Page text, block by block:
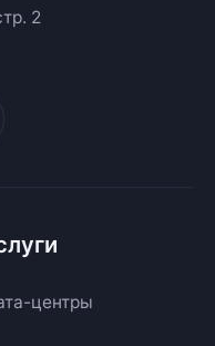
2
центры